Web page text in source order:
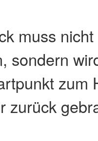
muss
sondern
zum
zurück